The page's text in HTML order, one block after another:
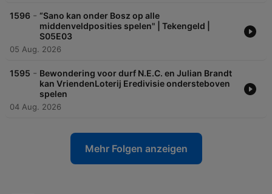
1596 - “Sano kan onder Bosz op alle
middenveldposities spelen" | Tekengeld |
S05E03
05 Aug. 2026
1595 - Bewondering voor durf N.E.C. en Julian Brandt
kan VriendenLoterij Eredivisie ondersteboven
spelen
04 Aug. 2026
Mehr Folgen anzeigen